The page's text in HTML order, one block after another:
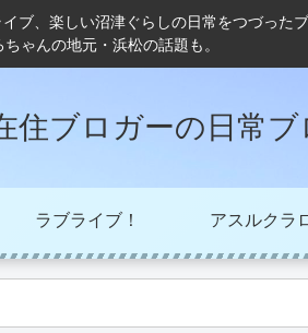
ブ、楽しい沼津ぐらしの日常をつづった
ゃんの地元・浜松の話題も。
住ブロガーの日常ブ
ラブライブ！ アスルクラ